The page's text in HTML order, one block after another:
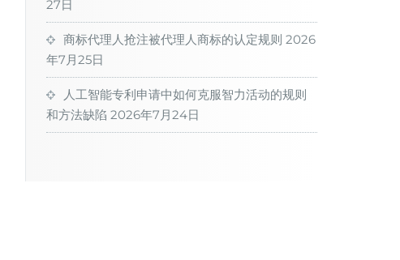
27日
商标代理人抢注被代理人商标的认定规则 2026
年7月25日
人工智能专利申请中如何克服智力活动的规则
和方法缺陷 2026年7月24日